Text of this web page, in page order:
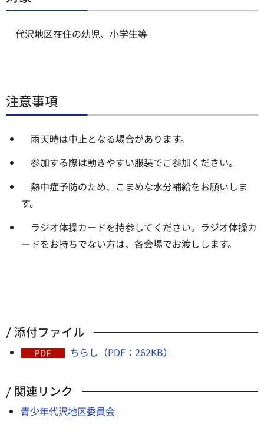
代沢地区在住の幼児、小学生等
注意事項
雨天時は中止となる場合があります。
参加する際は動きやすい服装でご参加ください。
熱中症予防のため、こまめな水分補給をお願いしま
す。
ラジオ体操カードを持参してください。ラジオ体操カ
ードをお持ちでない方は、各会場でお渡しします。
添付ファイル
ちらし（PDF：262KB）
関連リンク
青少年代沢地区委員会